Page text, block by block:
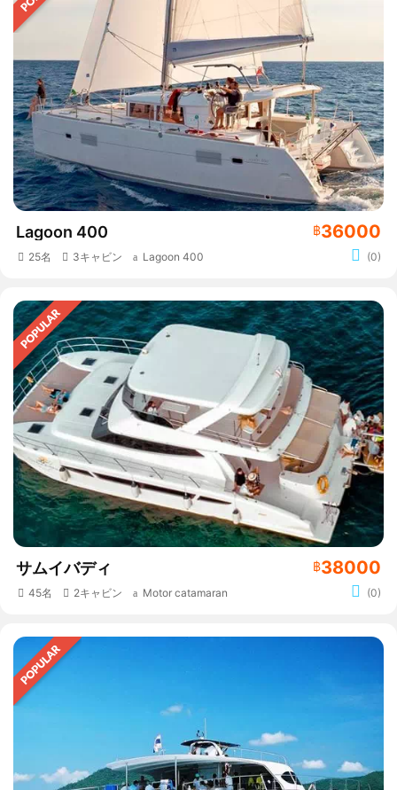
Lagoon 400 ฿36000
25名 3キャビン Lagoon 400 (0)
サムイバディ ฿38000
45名 2キャビン Motor catamaran (0)